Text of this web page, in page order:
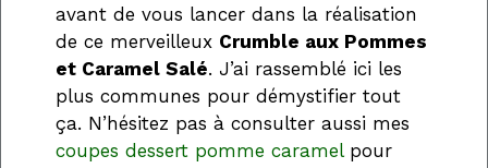
avant de vous lancer dans la réalisation
de ce merveilleux Crumble aux Pommes
et Caramel Salé. J’ai rassemblé ici les
plus communes pour démystifier tout
ça. N’hésitez pas à consulter aussi mes
coupes dessert pomme caramelpour